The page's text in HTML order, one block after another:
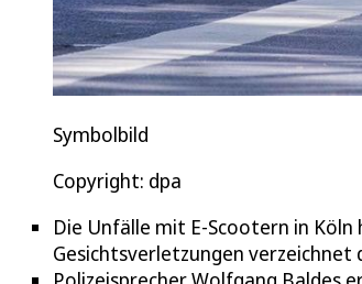
Symbolbild
Copyright: dpa
Die Unfälle mit E-Scootern in Köln
Gesichtsverletzungen verzeichnet